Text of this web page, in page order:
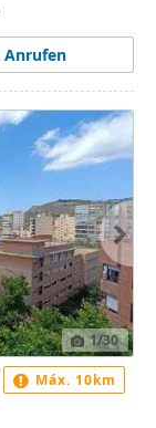
Anrufen
1/30
Máx. 10km